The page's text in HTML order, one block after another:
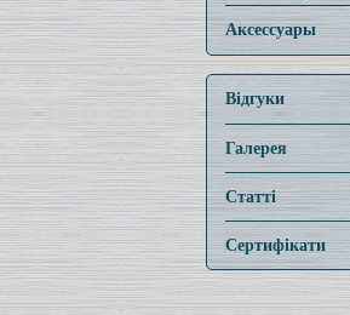
Аксессуары
Відгуки
Галерея
Статті
Сертифікати